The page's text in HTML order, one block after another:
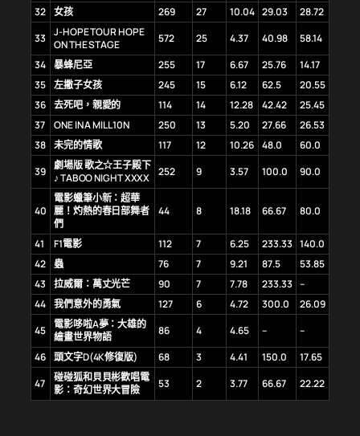
32 女孩 269 27 10.04 29.03
28.72
33 J-HOPE TOUR HOPE
ON THE STAGE
572 25 4.37 40.98
58.14
34 暴蜂尼亞 255 17 6.67 25.76
14.17
35 左撇子女孩 245 15 6.12 62.5
20.55
36 去死吧，親愛的 114 14 12.28 42.42
25.45
37
ONE IN A MILL10N 250 13 5.20 27.66
26.53
38 未完的情歌 117 12 10.26 48.0
60.0
39 劇場版 歌之☆王子殿下
♪ TABOO NIGHT XXXX
252 9 3.57 100.0 90.0
40
電影蠟筆小新：超華
麗！灼熱的春日部舞者
們
44 8 18.18 66.67 80.0
41 F1電影 112 7 6.25 233.33 140.0
42 蟲 76 7 9.21 87.5
53.85
43 拉威爾：萬丈光芒 90 7 7.78 233.33 –
44 我們意外的勇氣 127 6 4.72 300.0
26.09
45
電影哆啦A夢：大雄的
繪畫世界物語
86 4 4.65 –
–
46 頭文字D(4K修復版) 68 3 4.41 150.0
17.65
47
碰碰狐和貝貝彬歡唱電
影：奇幻世界大冒險
53 2 3.77 66.67 22.22